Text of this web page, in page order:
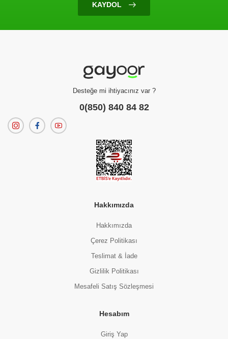
Ürün Bulunamadı
KAYDOL
Desteğe mi ihtiyacınız var ?
0(850) 840 84 82
Hakkımızda
Hakkımızda
Çerez Politikası
Teslimat & İade
Gizlilik Politikası
Mesafeli Satış Sözleşmesi
Hesabım
Giriş Yap